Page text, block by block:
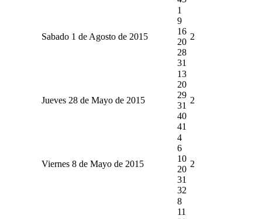
Sabado 1 de Agosto de 2015
1
9
16
20
28
31
2
Jueves 28 de Mayo de 2015
13
20
29
31
40
41
2
Viernes 8 de Mayo de 2015
4
6
10
20
31
32
2
8
11